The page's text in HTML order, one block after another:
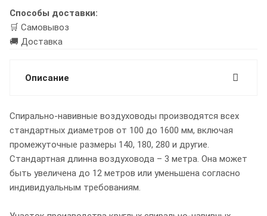
Способы доставки:
🛒 Самовывоз
🚚 Доставка
Описание
Спирально-навивные воздуховоды производятся всех
стандартных диаметров от 100 до 1600 мм, включая
промежуточные размеры 140, 180, 280 и другие.
Стандартная длинна воздуховода – 3 метра. Она может
быть увеличена до 12 метров или уменьшена согласно
индивидуальным требованиям.